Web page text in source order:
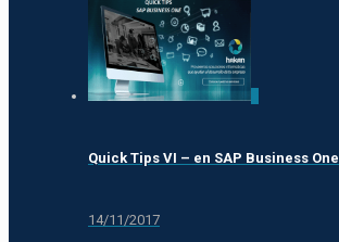
Quick Tips VI – en SAP Business One
14/11/2017